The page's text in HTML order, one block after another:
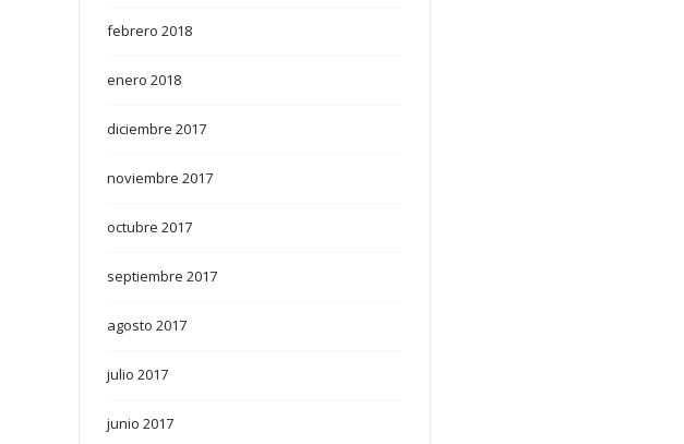
febrero 2018
enero 2018
diciembre 2017
noviembre 2017
octubre 2017
septiembre 2017
agosto 2017
julio 2017
junio 2017